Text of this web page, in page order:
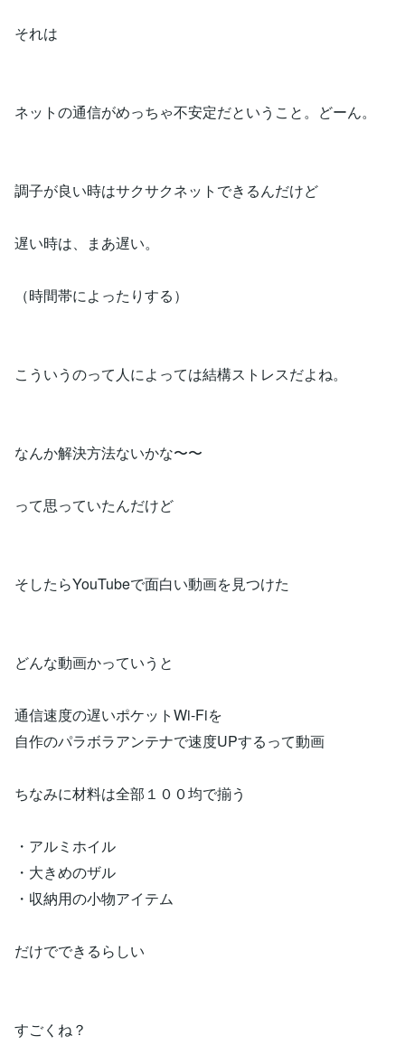
それは
ネットの通信がめっちゃ不安定だということ。どーん。
調子が良い時はサクサクネットできるんだけど
遅い時は、まあ遅い。
（時間帯によったりする）
こういうのって人によっては結構ストレスだよね。
なんか解決方法ないかな〜〜
って思っていたんだけど
そしたらYouTubeで面白い動画を見つけた
どんな動画かっていうと
通信速度の遅いポケットWi-Fiを
自作のパラボラアンテナで速度UPするって動画
ちなみに材料は全部１００均で揃う
・アルミホイル
・大きめのザル
・収納用の小物アイテム
だけでできるらしい
すごくね？